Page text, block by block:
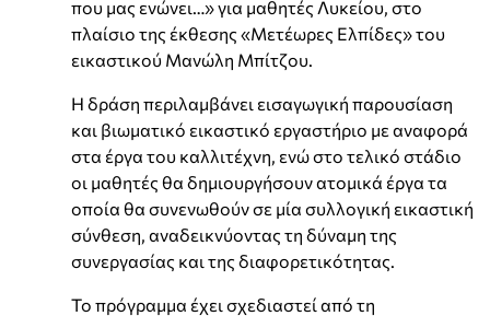
που μας ενώνει…» για μαθητές Λυκείου, στο
πλαίσιο της έκθεσης «Μετέωρες Ελπίδες» του
εικαστικού Μανώλη Μπίτζου.
Η δράση περιλαμβάνει εισαγωγική παρουσίαση
και βιωματικό εικαστικό εργαστήριο με αναφορά
στα έργα του καλλιτέχνη, ενώ στο τελικό στάδιο
οι μαθητές θα δημιουργήσουν ατομικά έργα τα
οποία θα συνενωθούν σε μία συλλογική εικαστική
σύνθεση, αναδεικνύοντας τη δύναμη της
συνεργασίας και της διαφορετικότητας.
Το πρόγραμμα έχει σχεδιαστεί από τη